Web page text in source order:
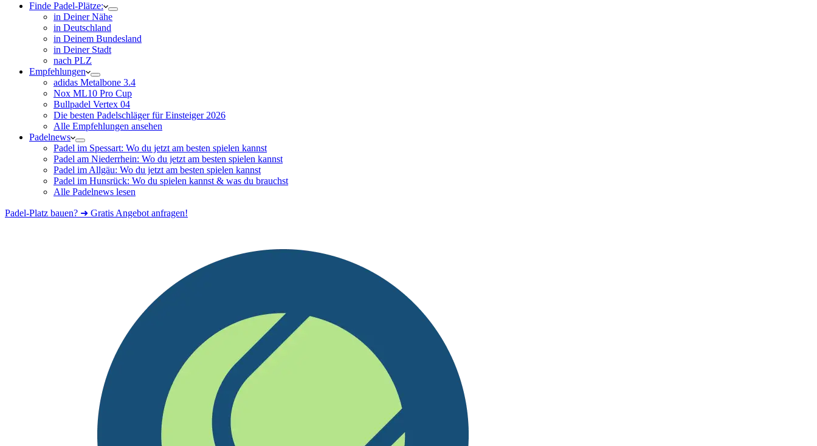
Finde Padel-Plätze:
in Deiner Nähe
in Deutschland
in Deinem Bundesland
in Deiner Stadt
nach PLZ
Empfehlungen
adidas Metalbone 3.4
Nox ML10 Pro Cup
Bullpadel Vertex 04
Die besten Padelschläger für Einsteiger 2026
Alle Empfehlungen ansehen
Padelnews
Padel im Spessart: Wo du jetzt am besten spielen kannst
Padel am Niederrhein: Wo du jetzt am besten spielen kannst
Padel im Allgäu: Wo du jetzt am besten spielen kannst
Padel im Hunsrück: Wo du spielen kannst & was du brauchst
Alle Padelnews lesen
Padel-Platz bauen? ➜ Gratis Angebot anfragen!